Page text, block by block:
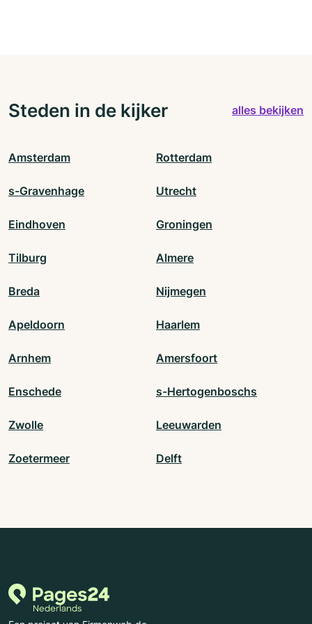
Steden in de kijker alles bekijken
Amsterdam Rotterdam
s-Gravenhage Utrecht
Eindhoven Groningen
Tilburg Almere
Breda Nijmegen
Apeldoorn Haarlem
Arnhem Amersfoort
Enschede s-Hertogenboschs
Zwolle Leeuwarden
Zoetermeer Delft